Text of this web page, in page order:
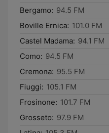
Bergamo: 94.5 FM
Boville Ernica: 101.0 FM
Castel Madama: 94.1 FM
Como: 94.5 FM
Cremona: 95.5 FM
Fiuggi: 105.1 FM
Frosinone: 101.7 FM
Grosseto: 97.9 FM